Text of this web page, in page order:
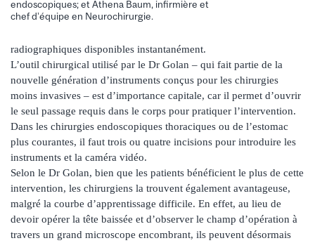
endoscopiques; et Athena Baum, infirmière et
chef d’équipe en Neurochirurgie.
radiographiques disponibles instantanément.
L’outil chirurgical utilisé par le Dr Golan – qui fait partie de la
nouvelle génération d’instruments conçus pour les chirurgies
moins invasives – est d’importance capitale, car il permet d’ouvrir
le seul passage requis dans le corps pour pratiquer l’intervention.
Dans les chirurgies endoscopiques thoraciques ou de l’estomac
plus courantes, il faut trois ou quatre incisions pour introduire les
instruments et la caméra vidéo.
Selon le Dr Golan, bien que les patients bénéficient le plus de cette
intervention, les chirurgiens la trouvent également avantageuse,
malgré la courbe d’apprentissage difficile. En effet, au lieu de
devoir opérer la tête baissée et d’observer le champ d’opération à
travers un grand microscope encombrant, ils peuvent désormais